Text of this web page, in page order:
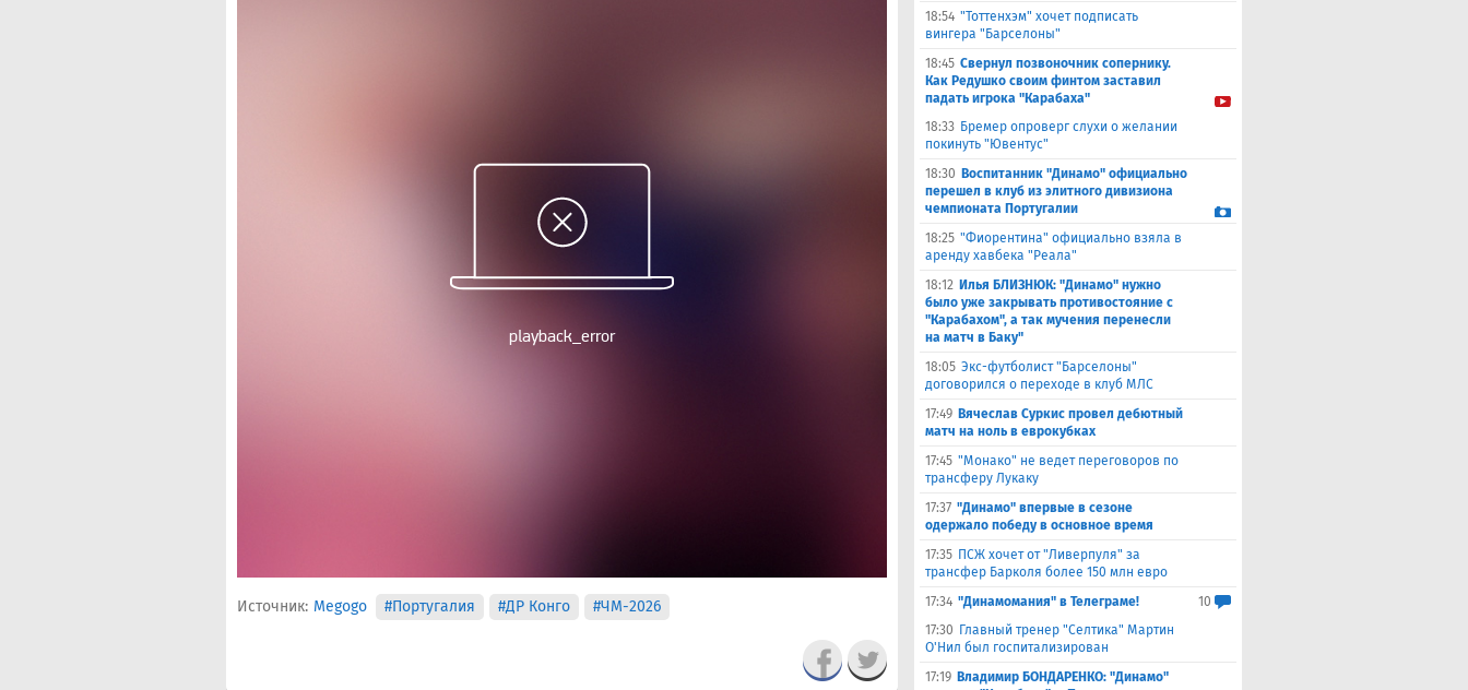
Источник: Megogo #Португалия #ДР Конго #ЧМ-2026
18:54 "Тоттенхэм" хочет подписать
вингера "Барселоны"
18:45 Свернул позвоночник сопернику.
Как Редушко своим финтом заставил
падать игрока "Карабаха"
18:33 Бремер опроверг слухи о желании
покинуть "Ювентус"
18:30 Воспитанник "Динамо" официально
перешел в клуб из элитного дивизиона
чемпионата Португалии
18:25 "Фиорентина" официально взяла в
аренду хавбека "Реала"
18:12 Илья БЛИЗНЮК: "Динамо" нужно
было уже закрывать противостояние с
"Карабахом", а так мучения перенесли
на матч в Баку"
18:05 Экс-футболист "Барселоны"
договорился о переходе в клуб МЛС
17:49 Вячеслав Суркис провел дебютный
матч на ноль в еврокубках
17:45 "Монако" не ведет переговоров по
трансферу Лукаку
17:37 "Динамо" впервые в сезоне
одержало победу в основное время
17:35 ПСЖ хочет от "Ливерпуля" за
трансфер Барколя более 150 млн евро
17:34 "Динамомания" в Телеграме!
10
17:30 Главный тренер "Селтика" Мартин
О'Нил был госпитализирован
17:19 Владимир БОНДАРЕНКО: "Динамо"